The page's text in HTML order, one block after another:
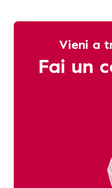
Vieni a
Fai un